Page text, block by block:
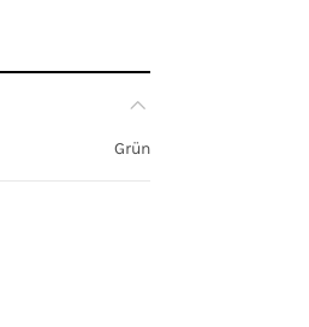
Grün